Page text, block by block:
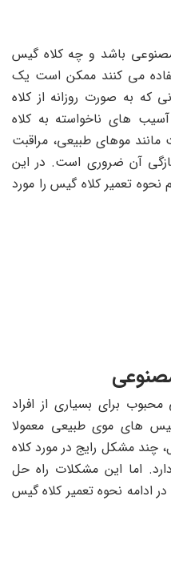
باشد و چه کلاه گیس
می کنند ممکن است یک
به صورت روزانه از کلاه
های ناخواسته به کلاه
موهای طبیعی، مراقبت
آن ضروری است. در این
نحوه تعمیر کلاه گیس را مورد
برای بسیاری از افراد
های موی طبیعی معمولا
چند مشکل رایج در مورد کلاه
اما این مشکلات راه حل
در ادامه نحوه تعمیر کلاه گیس